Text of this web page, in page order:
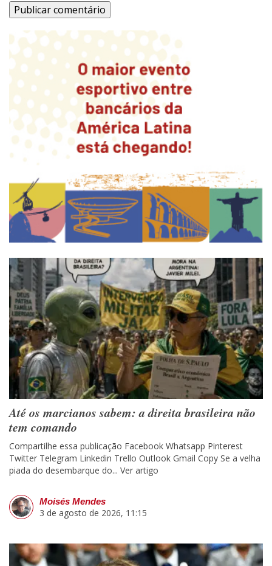
Até os marcianos sabem: a direita brasileira não
tem comando
Compartilhe essa publicação Facebook Whatsapp Pinterest
Twitter Telegram Linkedin Trello Outlook Gmail Copy Se a velha
piada do desembarque do... Ver artigo
Moisés Mendes
3 de agosto de 2026, 11:15